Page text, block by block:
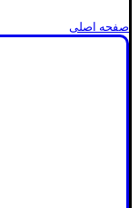
صفحه اصلی